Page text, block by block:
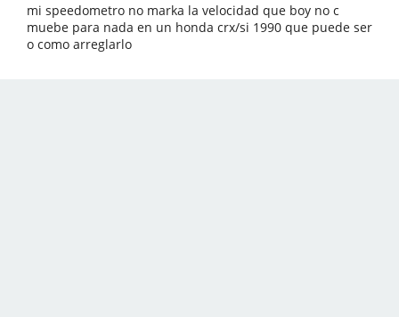
mi speedometro no marka la velocidad que boy no c
muebe para nada en un honda crx/si 1990 que puede ser
o como arreglarlo